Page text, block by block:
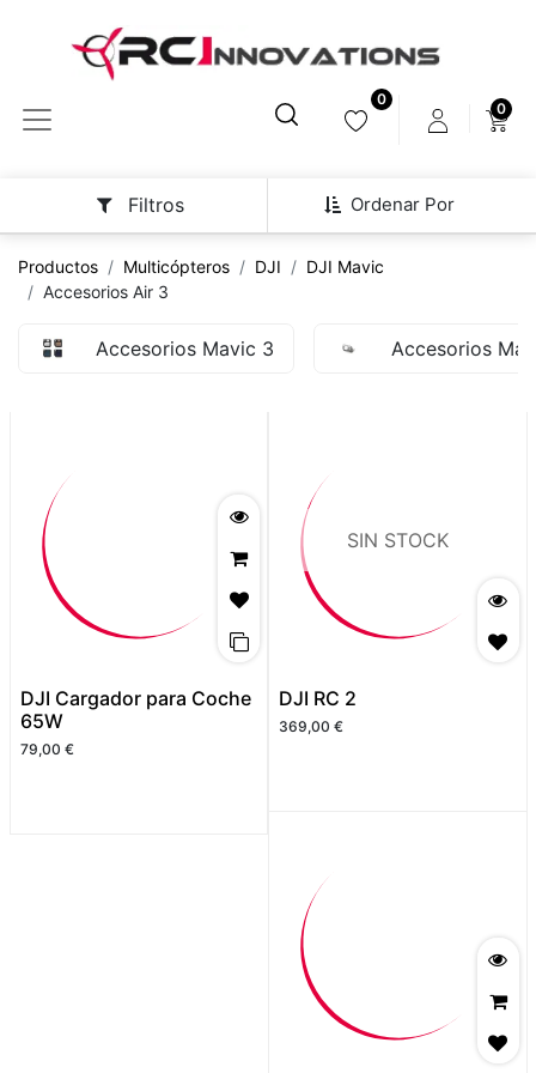
0
0
Ordenar Por
Filtros
Productos Multicópteros DJI
DJI Mavic
Accesorios Air 3
Accesorios Mavic 3 Accesorios
DJI Cargador para Coche
65W
79,00 €
SIN STOCK
DJI RC 2
369,00 €